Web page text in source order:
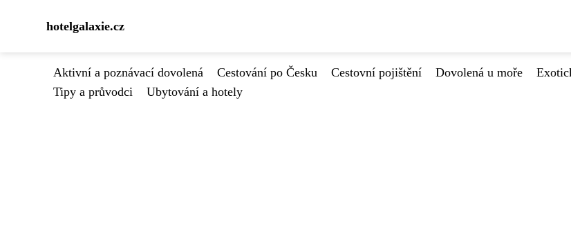
hotelgalaxie.cz
Aktivní a poznávací dovolená Cestování po Česku Cestovní pojištění Dovolená u moře
Tipy a průvodci
Ubytování a hotely